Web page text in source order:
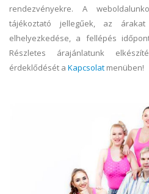
rendezvényekre. A
tájékoztató jellegűek, az
elhelyezkedése, a fellépés
Részletes árajánlatunk
érdeklődését a Kapcsolat menüben!